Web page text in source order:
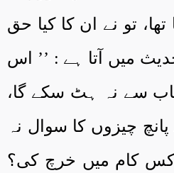
تھا، تو نے ان کا کیا حق
میں آتا ہے : ’’ اس
سے نہ ہٹ سکے گا،
چیزوں کا سوال نہ
(1) عمر کس کام میں خرچ کی؟